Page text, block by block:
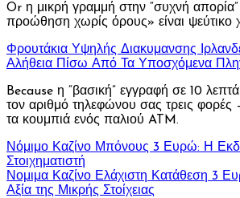
Or η μικρή γραμμή στην “συχνή
προώθηση χωρίς όρους» είναι ψεύτικο
Φρουτάκια Υψηλής Διακυμανσης
Αλήθεια Πίσω Από Τα Υποσχόμενα
Because η “βασική” εγγραφή σε 10 λεπτά
τον αριθμό τηλεφώνου σας τρεις φορές
τα κουμπιά ενός παλιού ATM.
Νόμιμο Καζίνο Μπόνους 3 Ευρώ: Η
Στοιχηματιστή
Νομιμα Καζίνο Ελάχιστη Κατάθεση 3
Αξία της Μικρής Στοίχειας